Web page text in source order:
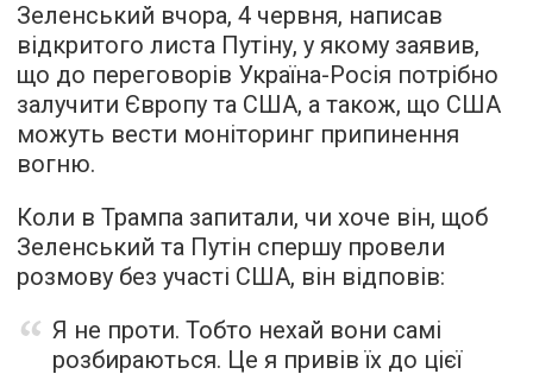
Зеленський вчора, 4 червня, написав
відкритого листа Путіну, у якому заявив,
що до переговорів Україна-Росія потрібно
залучити Європу та США, а також, що США
можуть вести моніторинг припинення
вогню.
Коли в Трампа запитали, чи хоче він, щоб
Зеленський та Путін спершу провели
розмову без участі США, він відповів:
Я не проти. Тобто нехай вони самі
розбираються. Це я привів їх до цієї